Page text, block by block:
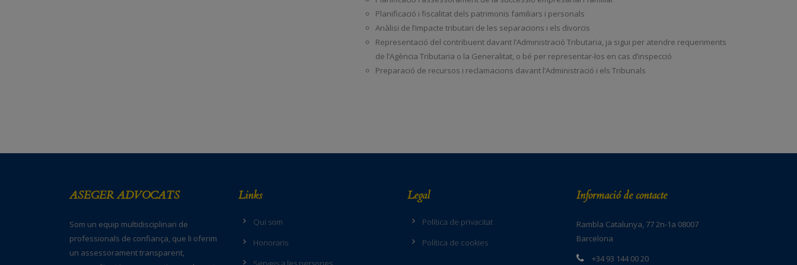
Planificació i fiscalitat dels patrimonis familiars i personals
Anàlisi de l’impacte tributari de les separacions i els divorcis
Representació del contribuent davant l’Administració Tributaria, ja sigui per atendre requeriments
de l’Agència Tributaria o la Generalitat, o bé per representar-los en cas d’inspecció
Preparació de recursos i reclamacions davant l’Administració i els Tribunals
ASEGER ADVOCATS
Som un equip multidisciplinari de
professionals de confiança, que li oferim
un assessorament transparent,
Links
Qui som
Honoraris
Legal
Política de privacitat
Política de cookies
Informació de contacte
Rambla Catalunya, 77 2n-1a 08007
Barcelona
+34 93 144 00 20